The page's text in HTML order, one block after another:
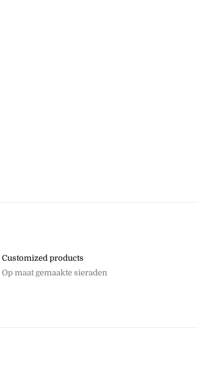
Customized products
Op maat gemaakte sieraden